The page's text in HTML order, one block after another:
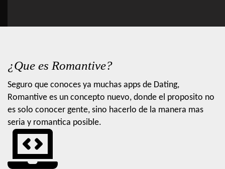
¿Que es Romantive?
Seguro que conoces ya muchas apps de Dating,
Romantive es un concepto nuevo, donde el proposito no
es solo conocer gente, sino hacerlo de la manera mas
seria y romantica posible.